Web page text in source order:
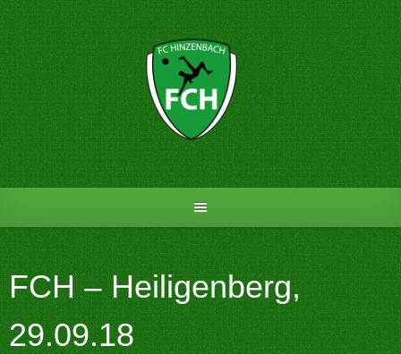
to
FCH – Heiligenberg,
29.09.18